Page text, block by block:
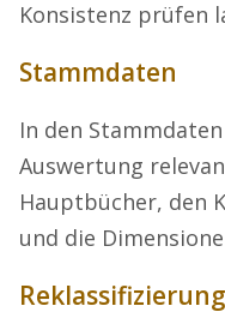
Konsistenz prüfen
Stammdaten
In den
Auswertung
Hauptbücher, den
und die
Reklassifizierung